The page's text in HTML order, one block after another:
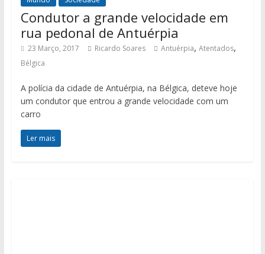
Condutor a grande velocidade em
rua pedonal de Antuérpia
23 Março, 2017 Ricardo Soares Antuérpia, Atentados,
Bélgica
A polícia da cidade de Antuérpia, na Bélgica, deteve hoje
um condutor que entrou a grande velocidade com um
carro
Ler mais